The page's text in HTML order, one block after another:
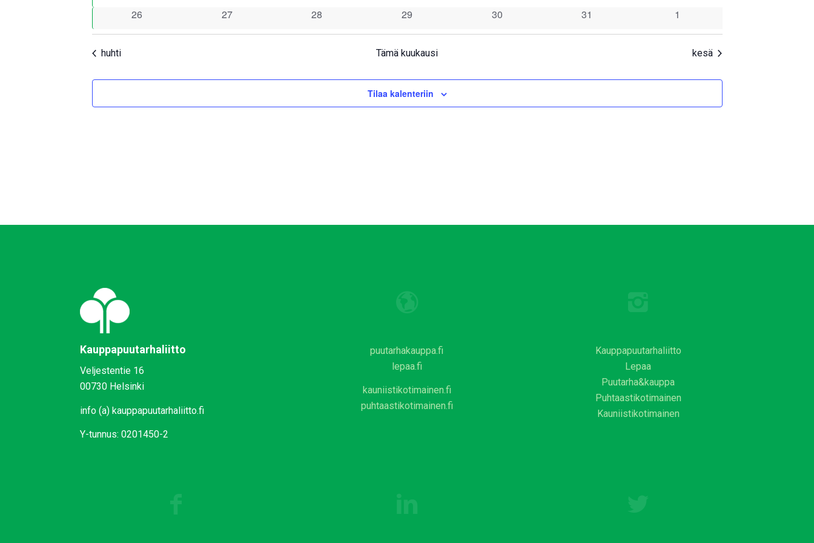
0
26
0
27
0
28
0
29
0
30
0
31
0
1
huhti Tämä kuukausi kesä
Tilaa kalenteriin
Kauppapuutarhaliitto
Veljestentie 16
00730 Helsinki
info (a) kauppapuutarhaliitto.fi
Y-tunnus: 0201450-2
puutarhakauppa.fi
lepaa.fi
kauniistikotimainen.fi
puhtaastikotimainen.fi
Kauppapuutarhaliitto
Lepaa
Puutarha&kauppa
Puhtaastikotimainen
Kauniistikotimainen